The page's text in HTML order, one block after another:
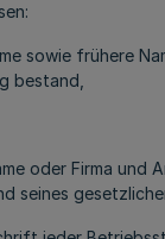
sowie frühere
bestand,
oder Firma und
seines